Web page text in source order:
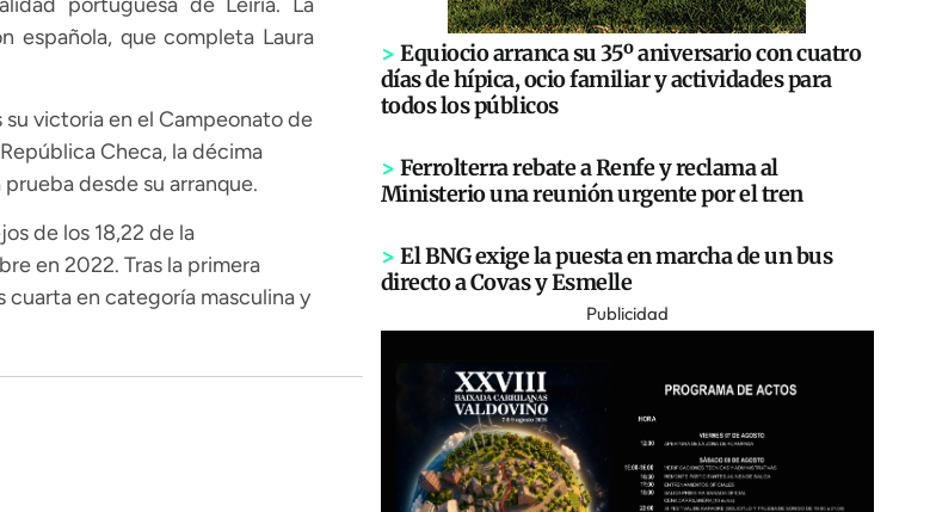
portuguesa de Leiria. La
española, que completa Laura
victoria en el Campeonato de
Checa, la décima
desde su arranque.
de los 18,22 de la
en 2022. Tras la primera
cuarta en categoría masculina y
> Equiocio arranca su 35º aniversario con cuatro
días de hípica, ocio familiar y actividades para
todos los públicos
> Ferrolterra rebate a Renfe y reclama al
Ministerio una reunión urgente por el tren
> El BNG exige la puesta en marcha de un bus
directo a Covas y Esmelle
Publicidad